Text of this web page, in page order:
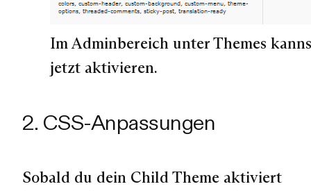
Im Adminbereich unter Themes
jetzt aktivieren.
2. CSS-Anpassungen
Sobald du dein Child Theme aktiviert